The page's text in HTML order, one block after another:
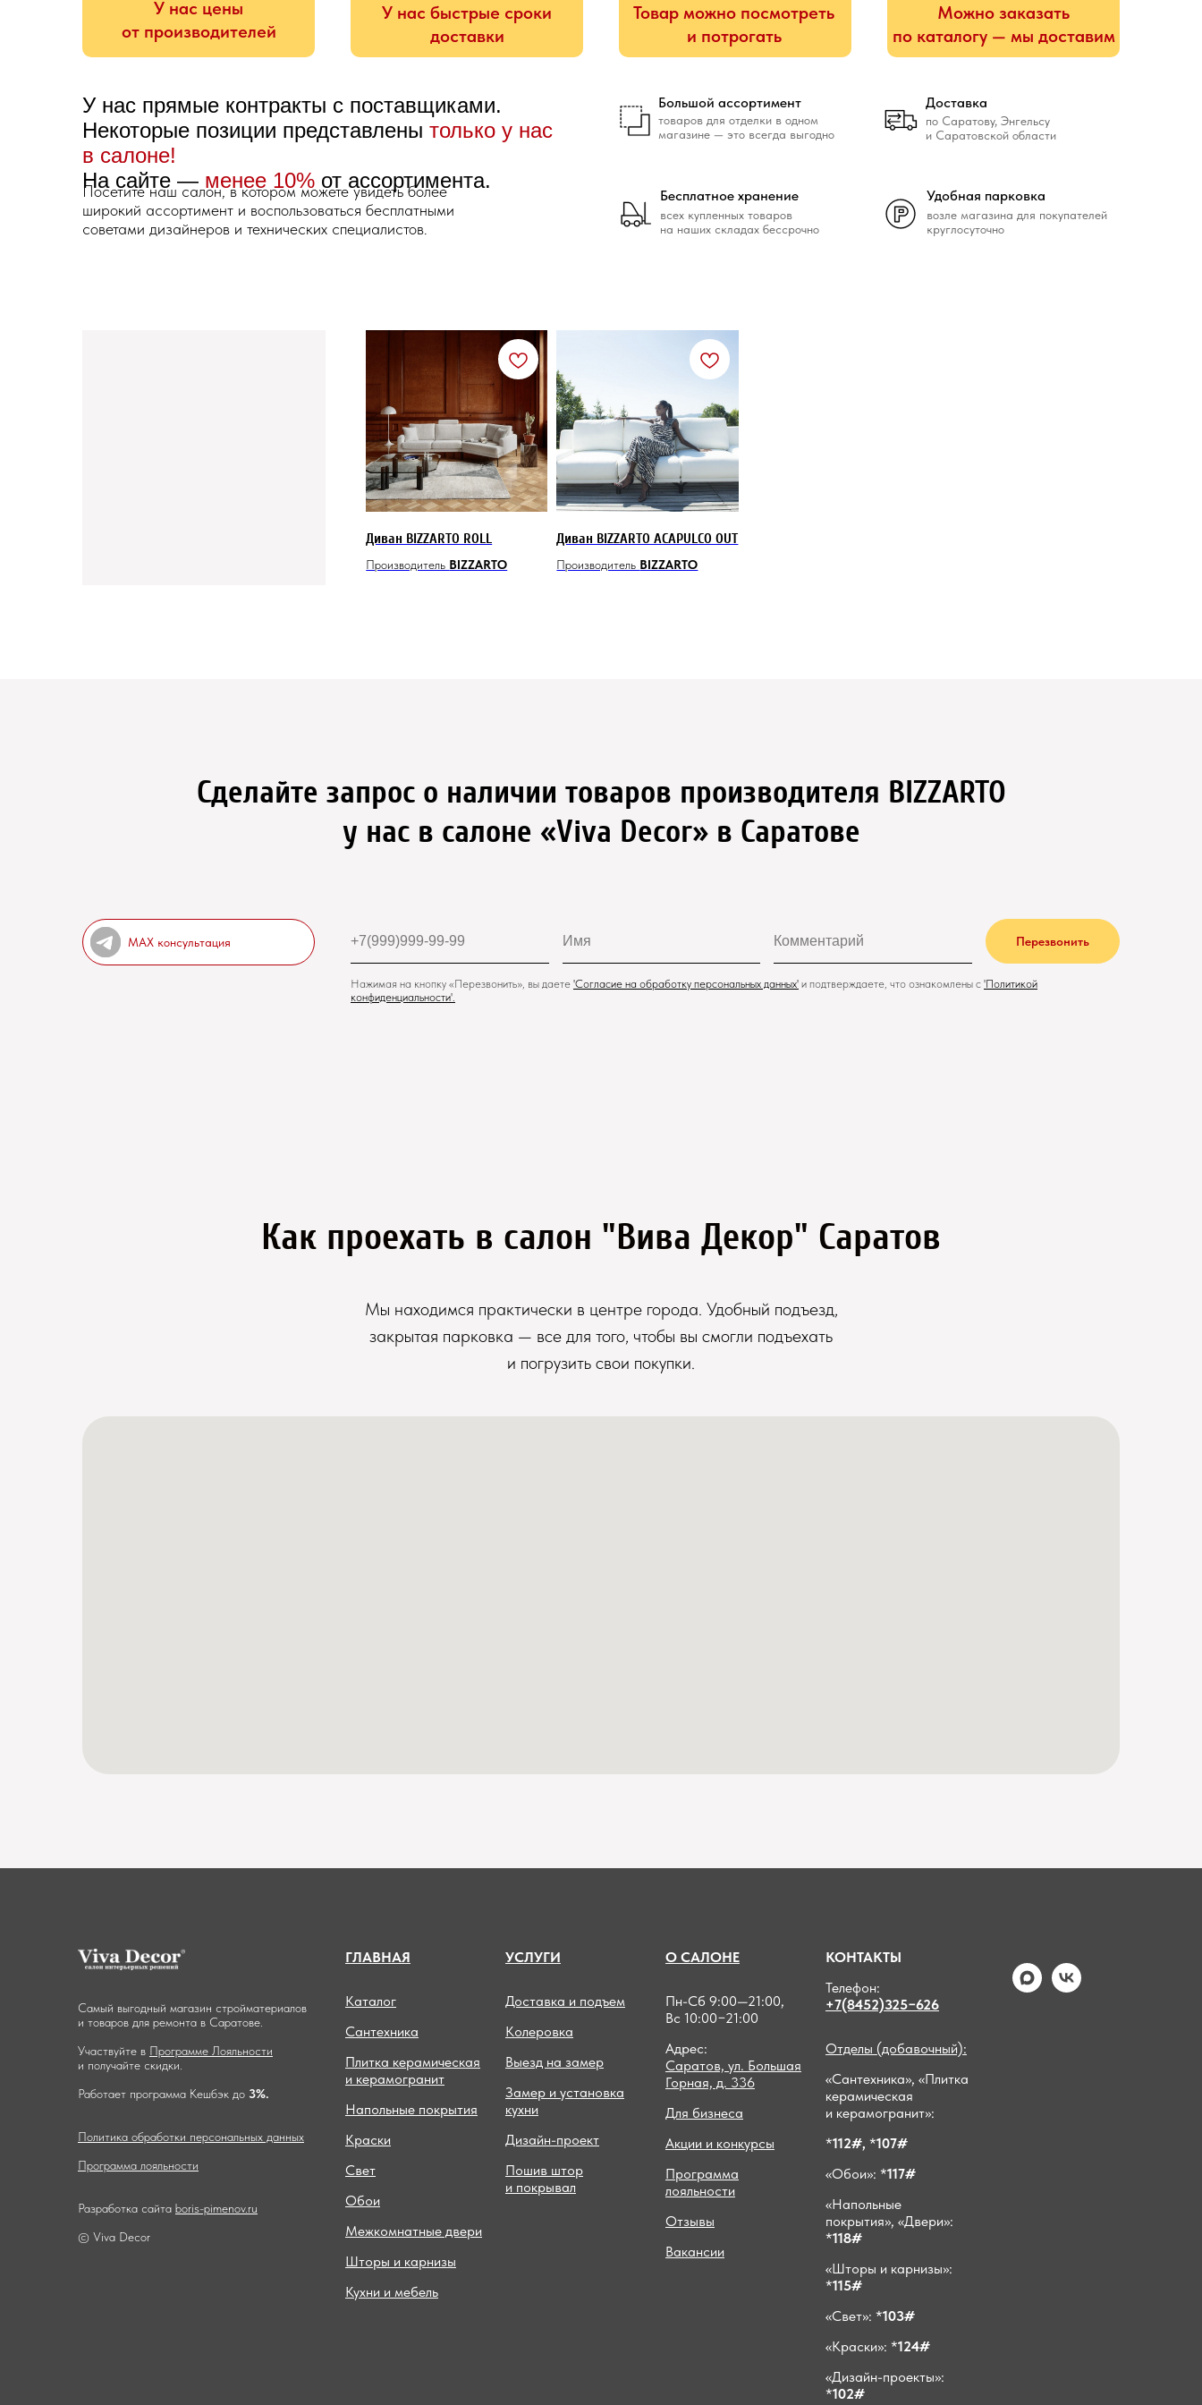
Можно заказать
по каталогу — мы доставим
У нас быстрые сроки
доставки
Товар можно посмотреть
и потрогать
У нас цены
от производителей
возле магазина для покупателей
круглосуточно
Удобная парковка
всех купленных товаров
на наших складах бессрочно
Бесплатное хранение
товаров для отделки в одном
магазине — это всегда выгодно
Большой ассортимент
по Саратову, Энгельсу
и Саратовской области
Доставка
У нас прямые контракты с поставщиками.
Некоторые позиции представлены только у нас
в салоне!
На сайте — менее 10% от ассортимента.
Посетите наш салон, в котором можете увидеть более
широкий ассортимент и воспользоваться бесплатными
советами дизайнеров и технических специалистов.
Диван BIZZARTO ROLL
Производитель BIZZARTO
Диван BIZZARTO ACAPULCO OUT
Производитель BIZZARTO
Сделайте запрос о наличии товаров производителя BIZZARTO
у нас в салоне «Viva Decor» в Саратове
Перезвонить
Нажимая на кнопку «Перезвонить», вы даете 'Cогласие на обработку персональных данных' и подтверждаете, что ознакомлены с 'Политикой
конфиденциальности'.
MAX консультация
Как проехать в салон "Вива Декор" Саратов
Мы находимся практически в центре города. Удобный подъезд,
закрытая парковка — все для того, чтобы вы смогли подъехать
и погрузить свои покупки.
Самый выгодный магазин стройматериалов
и товаров для ремонта в Саратове.
Участвуйте в Программе Лояльности
и получайте скидки.
Работает программа Кешбэк до 3%.
Политика обработки персональных данных
Программа лояльности
Разработка сайта boris-pimenov.ru
© Viva Decor
ГЛАВНАЯ
Каталог
Сантехника
Плитка керамическая
и керамогранит
Напольные покрытия
Краски
Свет
Обои
Межкомнатные двери
Шторы и карнизы
Кухни и мебель
УСЛУГИ
Доставка и подъем
Колеровка
Выезд на замер
Замер и установка
кухни
Дизайн-проект
Пошив штор
и покрывал
О САЛОНЕ
Пн-Сб 9:00—21:00,
Вс 10:00−21:00
Адрес:
Саратов, ул. Большая
Горная, д. 336
Для бизнеса
Акции и конкурсы
Программа
лояльности
Отзывы
Вакансии
КОНТАКТЫ
Телефон:
+7(8452)325−626
Отделы (добавочный):
«Сантехника», «Плитка
керамическая
и керамогранит»:
*112#, *107#
«Обои»: *117#
«Напольные
покрытия», «Двери»:
*118#
«Шторы и карнизы»:
*115#
«Свет»: *103#
«Краски»: *124#
«Дизайн-проекты»:
*102#